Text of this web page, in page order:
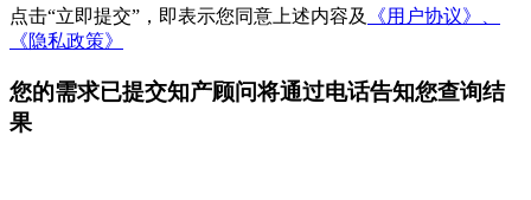
点击“立即提交”，即表示您同意上述内容及
《用户协议》、
《隐私政策》
您的需求已提交知产顾问将通过电话告知您查询结
果